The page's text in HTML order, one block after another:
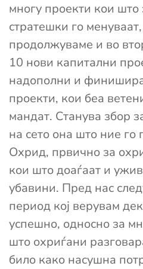
многу проекти кои
стратешки го
продолжуваме и во
10 нови капитални
надополни и
проекти, кои беа
мандат. Станува збор
на сето она што ние
Охрид, првично за
кои што доаѓаат и
убавини. Пред нас
период кој верувам
успешно, односно за
што охриѓани
било како насушна